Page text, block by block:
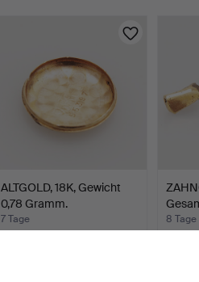
ALTGOLD, 18K, Gewicht
0,78 Gramm.
7 Tage
Gram…
8 Tage